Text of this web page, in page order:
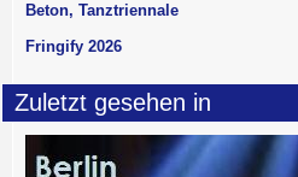
Beton, Tanztriennale
Fringify 2026
Zuletzt gesehen in